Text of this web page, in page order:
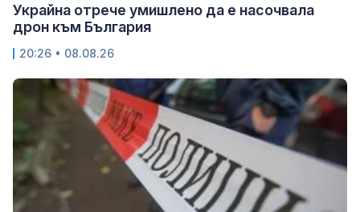
Украйна отрече умишлено да е насочвала
дрон към България
20:26 • 08.08.26